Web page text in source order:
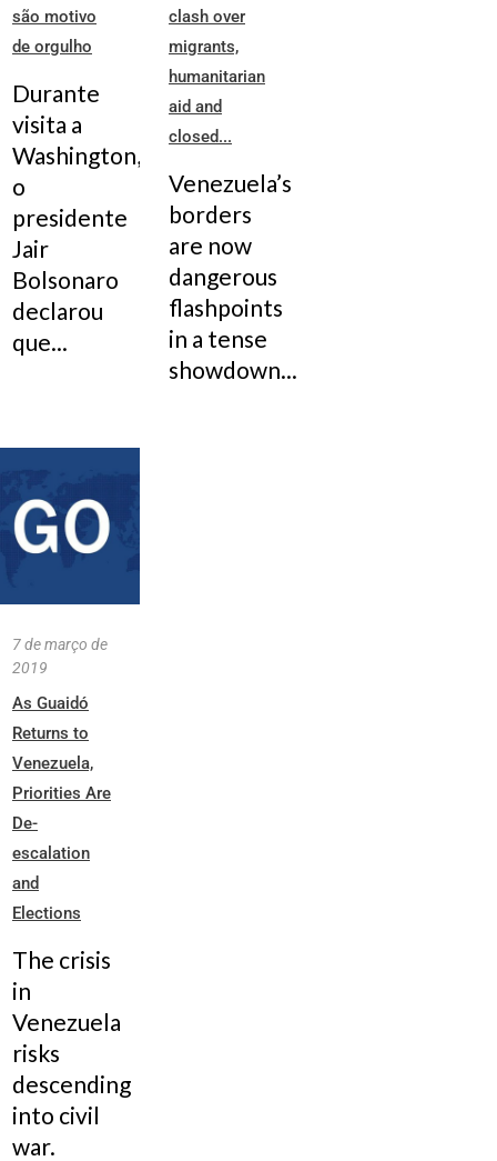
são motivo
de orgulho
Durante
visita a
Washington,
o
presidente
Jair
Bolsonaro
declarou
que...
clash over
migrants,
humanitarian
aid and
closed...
Venezuela’s
borders
are now
dangerous
flashpoints
in a tense
showdown...
7 de março de
2019
As Guaidó
Returns to
Venezuela,
Priorities Are
De-
escalation
and
Elections
The crisis
in
Venezuela
risks
descending
into civil
war.